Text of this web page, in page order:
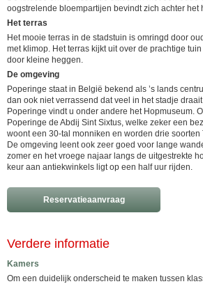
oogstrelende bloempartijen bevindt zich achter het
Het terras
Het mooie terras in de stadstuin is omringd door
met klimop. Het terras kijkt uit over de prachtige
door kleine heggen.
De omgeving
Poperinge staat in België bekend als ’s lands
dan ook niet verrassend dat veel in het stadje
Poperinge vindt u onder andere het Hopmuseum.
Poperinge de Abdij Sint Sixtus, welke zeker een
woont een 30-tal monniken en worden drie
De omgeving leent ook zeer goed voor lange
zomer en het vroege najaar langs de uitgestrekte
keur aan antiekwinkels ligt op een half uur rijden.
Reservatieaanvraag
Verdere informatie
Kamers
Om een duidelijk onderscheid te maken tussen